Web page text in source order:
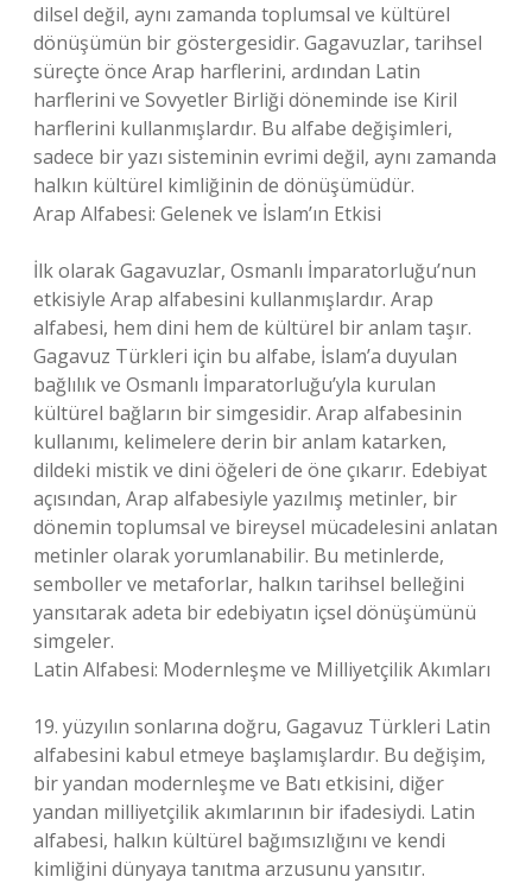
dilsel değil, aynı zamanda toplumsal ve kültürel
dönüşümün bir göstergesidir. Gagavuzlar, tarihsel
süreçte önce Arap harflerini, ardından Latin
harflerini ve Sovyetler Birliği döneminde ise Kiril
harflerini kullanmışlardır. Bu alfabe değişimleri,
sadece bir yazı sisteminin evrimi değil, aynı zamanda
halkın kültürel kimliğinin de dönüşümüdür.
Arap Alfabesi: Gelenek ve İslam’ın Etkisi
İlk olarak Gagavuzlar, Osmanlı İmparatorluğu’nun
etkisiyle Arap alfabesini kullanmışlardır. Arap
alfabesi, hem dini hem de kültürel bir anlam taşır.
Gagavuz Türkleri için bu alfabe, İslam’a duyulan
bağlılık ve Osmanlı İmparatorluğu’yla kurulan
kültürel bağların bir simgesidir. Arap alfabesinin
kullanımı, kelimelere derin bir anlam katarken,
dildeki mistik ve dini öğeleri de öne çıkarır. Edebiyat
açısından, Arap alfabesiyle yazılmış metinler, bir
dönemin toplumsal ve bireysel mücadelesini anlatan
metinler olarak yorumlanabilir. Bu metinlerde,
semboller ve metaforlar, halkın tarihsel belleğini
yansıtarak adeta bir edebiyatın içsel dönüşümünü
simgeler.
Latin Alfabesi: Modernleşme ve Milliyetçilik Akımları
19. yüzyılın sonlarına doğru, Gagavuz Türkleri Latin
alfabesini kabul etmeye başlamışlardır. Bu değişim,
bir yandan modernleşme ve Batı etkisini, diğer
yandan milliyetçilik akımlarının bir ifadesiydi. Latin
alfabesi, halkın kültürel bağımsızlığını ve kendi
kimliğini dünyaya tanıtma arzusunu yansıtır.